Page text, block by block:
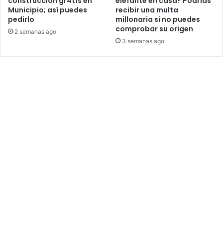
Municipio; así puedes
pedirlo
2 semanas ago
recibir una multa
millonaria si no puedes
comprobar su origen
3 semanas ago